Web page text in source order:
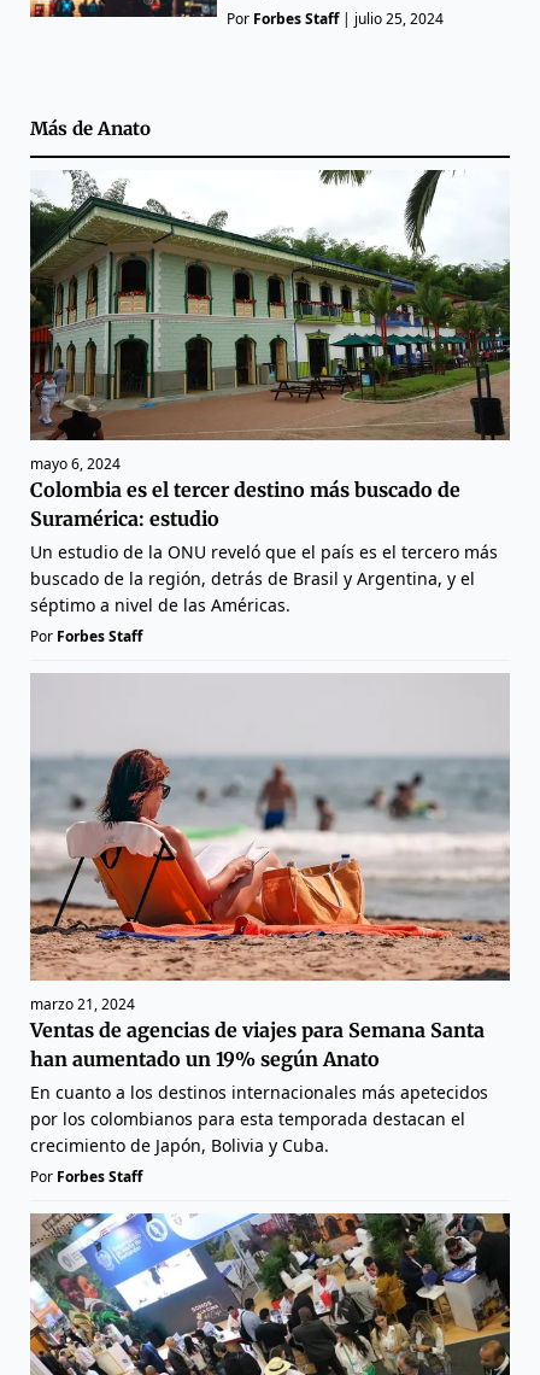
Por Forbes Staff| julio 25, 2024
Más de Anato
mayo 6, 2024
Colombia es el tercer destino más buscado de
Suramérica: estudio
Un estudio de la ONU reveló que el país es el tercero más
buscado de la región, detrás de Brasil y Argentina, y el
séptimo a nivel de las Américas.
Por Forbes Staff
marzo 21, 2024
Ventas de agencias de viajes para Semana Santa
han aumentado un 19% según Anato
En cuanto a los destinos internacionales más apetecidos
por los colombianos para esta temporada destacan el
crecimiento de Japón, Bolivia y Cuba.
Por Forbes Staff